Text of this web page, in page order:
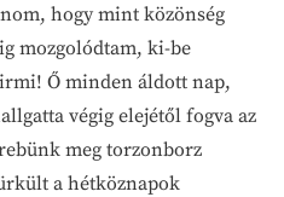
hogy mint közönség
mozgolódtam, ki-be
Ő minden áldott nap,
végig elejétől fogva az
meg torzonborz
a hétköznapok